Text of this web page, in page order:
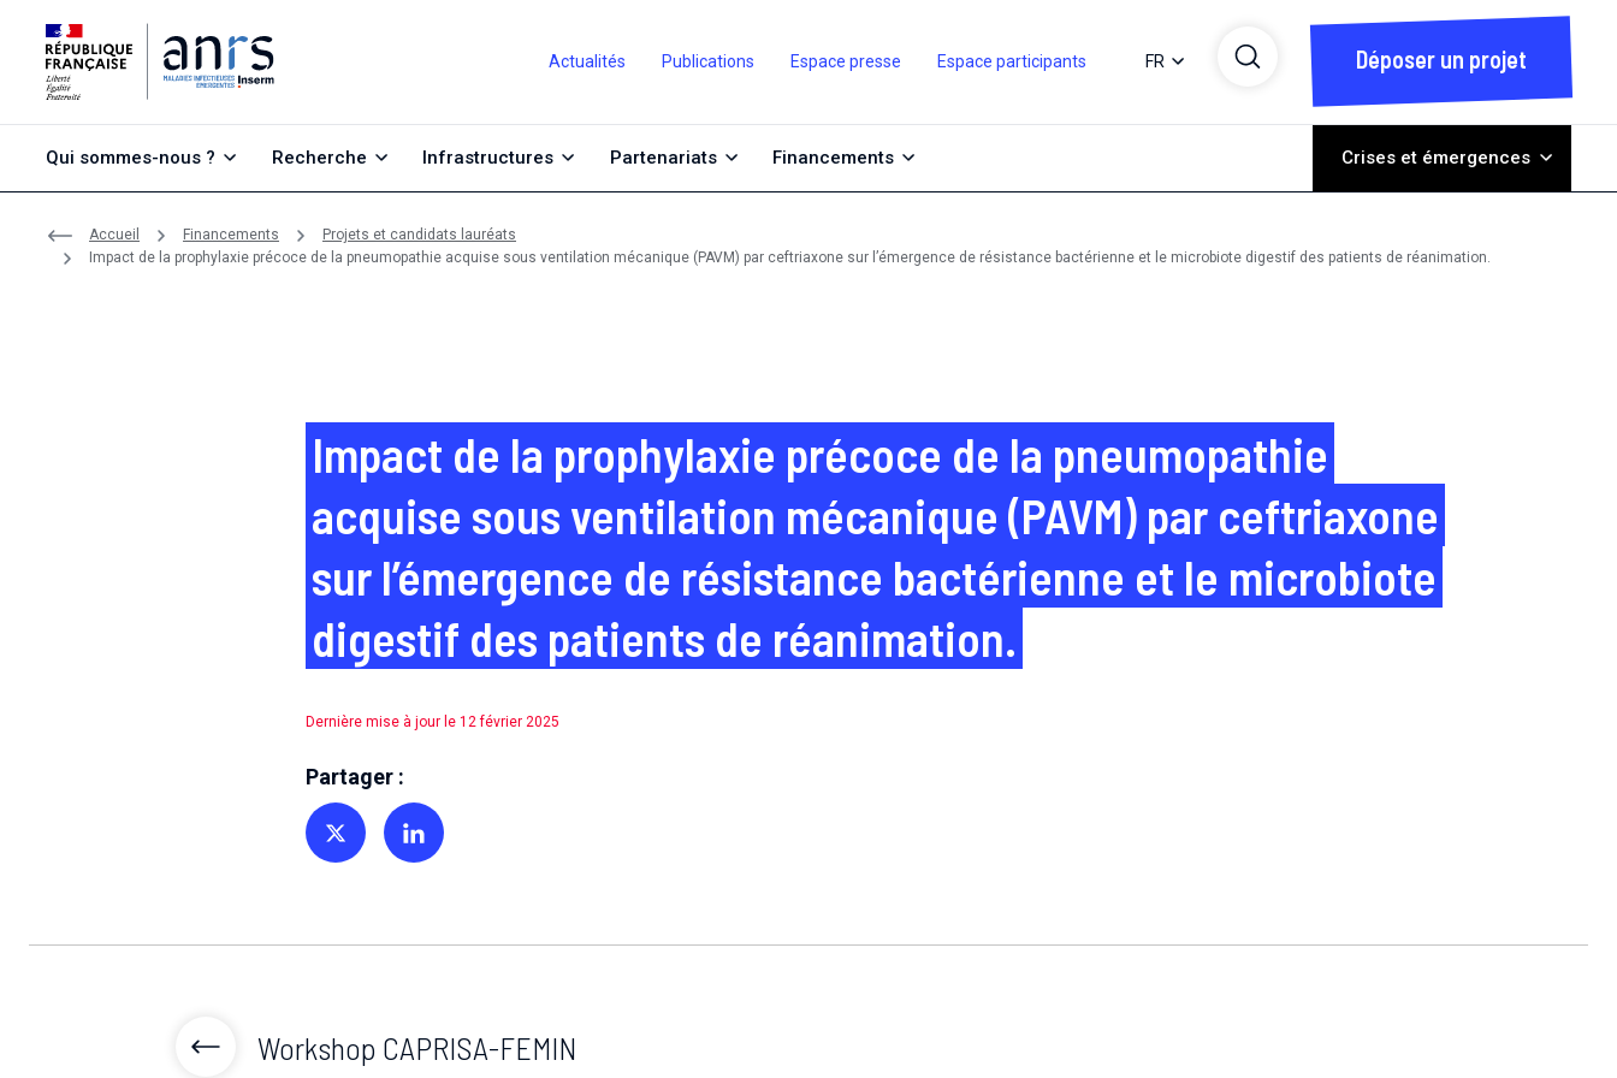
Actualités Publications Espace presse Espace participants FR Déposer un projet
Qui sommes-nous ? Recherche Infrastructures Partenariats Financements Crises et émergences
Accueil Financements
Projets et candidats lauréats
Impact de la prophylaxie précoce de la pneumopathie acquise sous ventilation mécanique (PAVM) par ceftriaxone sur l’émergence de résistance bactérienne et le microbiote digestif des patients de réanimation.
Impact de la prophylaxie précoce de la pneumopathie
acquise sous ventilation mécanique (PAVM) par ceftriaxone
sur l’émergence de résistance bactérienne et le microbiote
digestif des patients de réanimation.
Dernière mise à jour le 12 février 2025
Partager :
Partager sur TwitterPartager sur Linkedin
Workshop CAPRISA-FEMIN